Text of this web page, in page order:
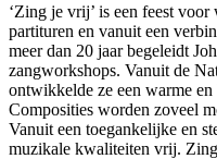
‘Zing je vrij’ is een feest
partituren en vanuit een
meer dan 20 jaar begeleidt
zangworkshops. Vanuit de
ontwikkelde ze een warme
Composities worden zoveel
Vanuit een toegankelijke en
muzikale kwaliteiten vrij.